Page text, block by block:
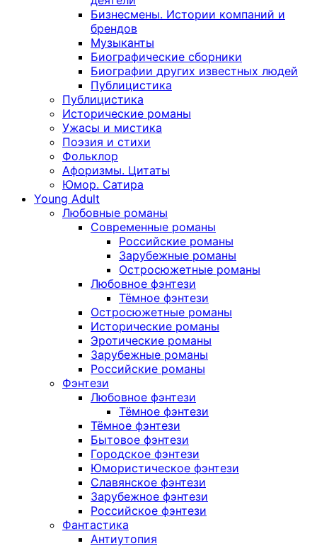
Бизнесмены. Истории компаний и
брендов
Музыканты
Биографические сборники
Биографии других известных людей
Публицистика
Публицистика
Исторические романы
Ужасы и мистика
Поэзия и стихи
Фольклор
Афоризмы. Цитаты
Юмор. Сатира
Young Adult
Любовные романы
Современные романы
Российские романы
Зарубежные романы
Остросюжетные романы
Любовное фэнтези
Тёмное фэнтези
Остросюжетные романы
Исторические романы
Эротические романы
Зарубежные романы
Российские романы
Фэнтези
Любовное фэнтези
Тёмное фэнтези
Тёмное фэнтези
Бытовое фэнтези
Городское фэнтези
Юмористическое фэнтези
Славянское фэнтези
Зарубежное фэнтези
Российское фэнтези
Фантастика
Антиутопия